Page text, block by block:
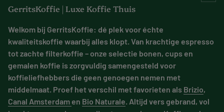
GerritsKoffie | Luxe Koffie Thuis
Welkom bij GerritsKoffie: dé plek voor échte
kwaliteitskoffie waarbij alles klopt. Van krachtige espresso
tot zachte filterkoffie – onze selectie bonen, cups en
gemalen koffie is zorgvuldig samengesteld voor
koffieliefhebbers die geen genoegen nemen met
middelmaat. Proef het verschil met favorieten als Brizio,
Canal Amsterdam en Bio Naturale. Altijd vers gebrand, vol